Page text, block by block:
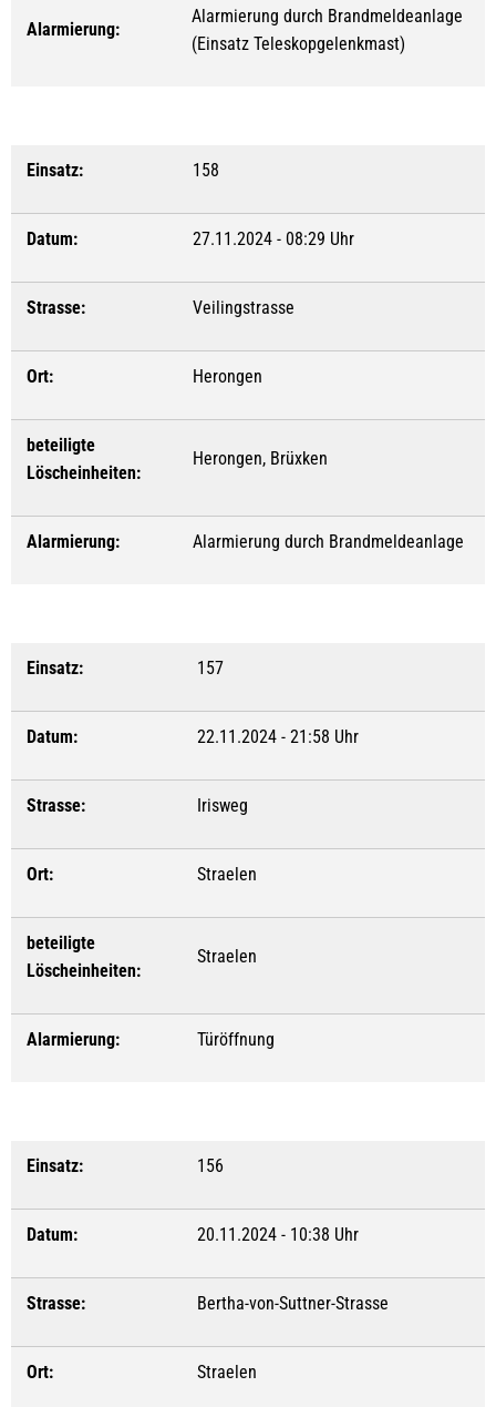
Alarmierung:
Alarmierung durch Brandmeldeanlage
(Einsatz Teleskopgelenkmast)
Einsatz: 158
Datum: 27.11.2024 - 08:29 Uhr
Strasse: Veilingstrasse
Ort: Herongen
beteiligte
Löscheinheiten:
Herongen, Brüxken
Alarmierung: Alarmierung durch Brandmeldeanlage
Einsatz: 157
Datum: 22.11.2024 - 21:58 Uhr
Strasse: Irisweg
Ort: Straelen
beteiligte
Löscheinheiten:
Straelen
Alarmierung: Türöffnung
Einsatz: 156
Datum: 20.11.2024 - 10:38 Uhr
Strasse: Bertha-von-Suttner-Strasse
Ort: Straelen